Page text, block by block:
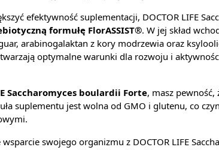
efektywność suplementacji, DOCTOR LIFE
formułę FlorASSIST®. W jej skład
arabinogalaktan z kory modrzewia oraz
optymalne warunki dla rozwoju i
Saccharomyces boulardii Forte, masz pewność,
suplementu jest wolna od GMO i glutenu, co
swojego organizmu z DOCTOR LIFE